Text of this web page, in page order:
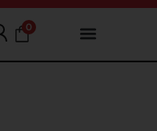
0